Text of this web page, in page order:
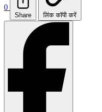
0
Share लिंक कॉपी करें